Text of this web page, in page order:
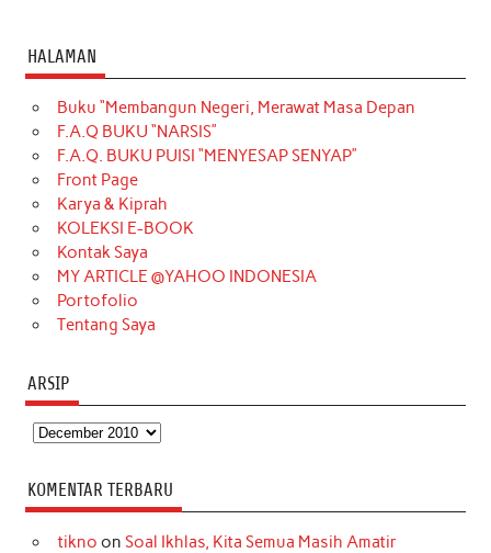
c
e
b
o
o
k
t
a
g
r
a
m
T
o
k
t
e
r
k
e
d
t
t
e
T
u
b
HALAMAN
Buku “Membangun Negeri, Merawat Masa Depan
F.A.Q BUKU “NARSIS”
F.A.Q. BUKU PUISI “MENYESAP SENYAP”
Front Page
Karya & Kiprah
KOLEKSI E-BOOK
Kontak Saya
MY ARTICLE @YAHOO INDONESIA
Portofolio
Tentang Saya
ARSIP
Arsip
KOMENTAR TERBARU
tikno on Soal Ikhlas, Kita Semua Masih Amatir